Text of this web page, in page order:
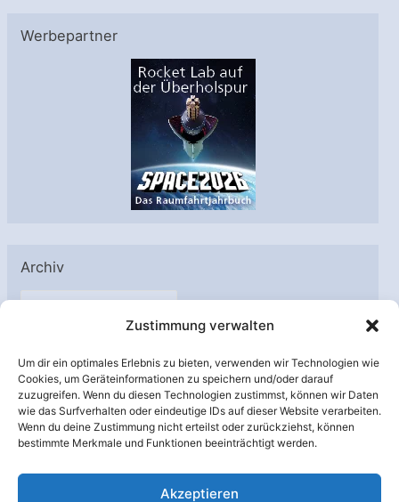
Zustimmung verwalten
Um dir ein optimales Erlebnis zu bieten, verwenden wir Technologien wie
Cookies, um Geräteinformationen zu speichern und/oder darauf
zuzugreifen. Wenn du diesen Technologien zustimmst, können wir Daten
wie das Surfverhalten oder eindeutige IDs auf dieser Website verarbeiten.
Wenn du deine Zustimmung nicht erteilst oder zurückziehst, können
bestimmte Merkmale und Funktionen beeinträchtigt werden.
Akzeptieren
Werbepartner
Archiv
A
h
i
v
Unterstützt von: